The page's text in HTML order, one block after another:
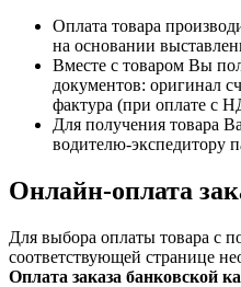
Оплата товара
на основании
Вместе с товаром Вы
документов: оригинал
фактура (при оплате с
Для получения товара
водителю-экспедитору
Онлайн-оплата
Для выбора оплаты товара с
соответствующей странице
Оплата заказа банковской